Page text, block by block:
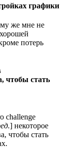
графики
же мне не
потерь
challenge
] некоторое
чтобы стать